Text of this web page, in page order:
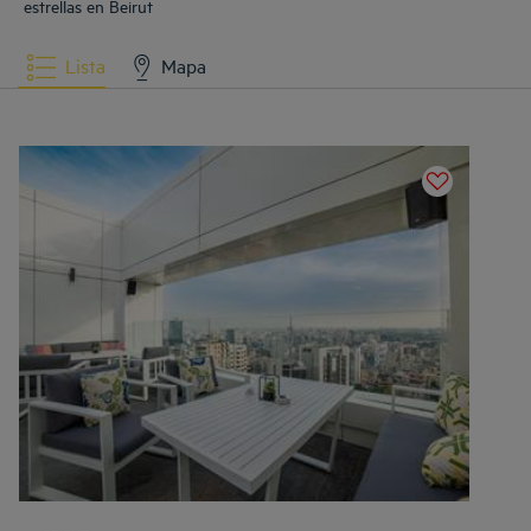
estrellas en Beirut
Lista Mapa